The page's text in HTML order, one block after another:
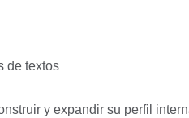
y expandir su perfil